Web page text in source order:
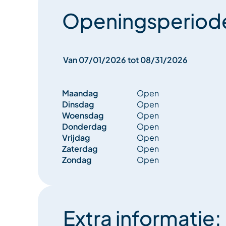
Van 07/01/2026 tot 08/31/2026
Maandag
Open
Dinsdag
Open
Woensdag
Open
Donderdag
Open
Vrijdag
Open
Zaterdag
Open
Zondag
Open
Extra informatie: